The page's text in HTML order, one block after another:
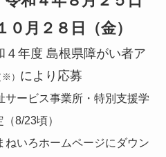
０月２８日（金）
年度 島根県障がい者ア
） により応募
ービス事業所・特別支援学
8/23頃）
いろホームページにダウン